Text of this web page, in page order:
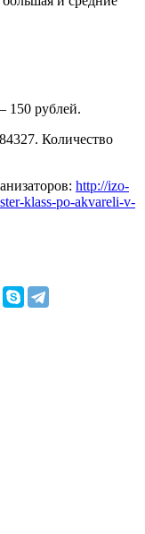
150 рублей.
Количество
http://izo-
klass-po-akvareli-v-